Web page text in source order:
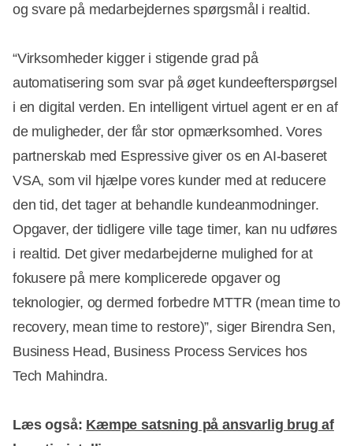
og svare på medarbejdernes spørgsmål i realtid.
“Virksomheder kigger i stigende grad på
automatisering som svar på øget kundeefterspørgsel
i en digital verden. En intelligent virtuel agent er en af
de muligheder, der får stor opmærksomhed. Vores
partnerskab med Espressive giver os en AI-baseret
VSA, som vil hjælpe vores kunder med at reducere
den tid, det tager at behandle kundeanmodninger.
Opgaver, der tidligere ville tage timer, kan nu udføres
i realtid. Det giver medarbejderne mulighed for at
fokusere på mere komplicerede opgaver og
teknologier, og dermed forbedre MTTR (mean time to
recovery, mean time to restore)”, siger Birendra Sen,
Business Head, Business Process Services hos
Tech Mahindra.
Læs også: Kæmpe satsning på ansvarlig brug af